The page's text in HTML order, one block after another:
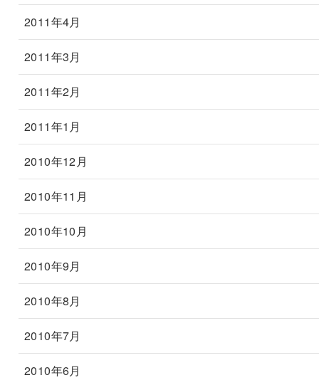
2011年4月
2011年3月
2011年2月
2011年1月
2010年12月
2010年11月
2010年10月
2010年9月
2010年8月
2010年7月
2010年6月